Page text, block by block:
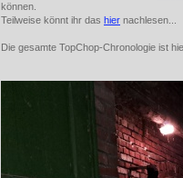
können.
Teilweise könnt ihr das hier nachlesen...
Die gesamte TopChop-Chronologie ist